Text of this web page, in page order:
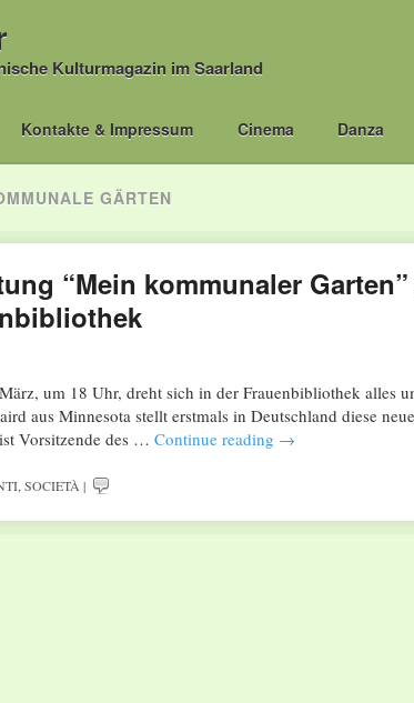
Kulturmagazin im Saarland
Kontakte & Impressum Cinema Danza
GÄRTEN
“Mein kommunaler
um 18 Uhr, dreht sich in der Frauenbibliothek alles
aus Minnesota stellt erstmals in Deutschland diese
Vorsitzende des … Continue reading →
,SOCIETÀ |